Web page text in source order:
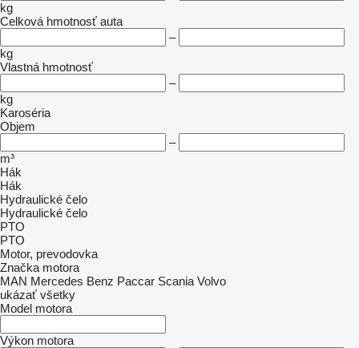
kg
Celková hmotnosť auta
–
kg
Vlastná hmotnosť
–
kg
Karoséria
Objem
–
m³
Hák
Hák
Hydraulické čelo
Hydraulické čelo
PTO
PTO
Motor, prevodovka
Značka motora
MAN Mercedes Benz Paccar Scania Volvo
ukázať všetky
Model motora
Výkon motora